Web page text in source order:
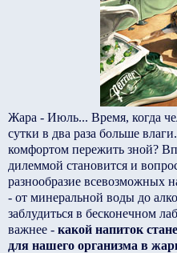
Жара - Июль... Время, когда
сутки в два раза больше
комфортом пережить зной?
дилеммой становится и
разнообразие всевозможных
- от минеральной воды до
заблудиться в бесконечном
важнее - какой напиток
для нашего организма в